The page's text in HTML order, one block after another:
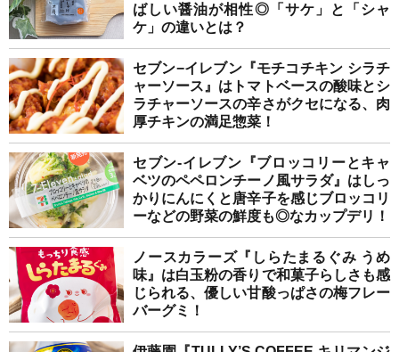
ばしい醤油が相性◎「サケ」と「シャ
ケ」の違いとは？
セブン−イレブン『モチコチキン シラチ
ャーソース』はトマトベースの酸味とシ
ラチャーソースの辛さがクセになる、肉
厚チキンの満足惣菜！
セブン-イレブン『ブロッコリーとキャ
ベツのペペロンチーノ風サラダ』はしっ
かりにんにくと唐辛子を感じブロッコリ
ーなどの野菜の鮮度も◎なカップデリ！
ノースカラーズ『しらたまるぐみ うめ
味』は白玉粉の香りで和菓子らしさも感
じられる、優しい甘酸っぱさの梅フレー
バーグミ！